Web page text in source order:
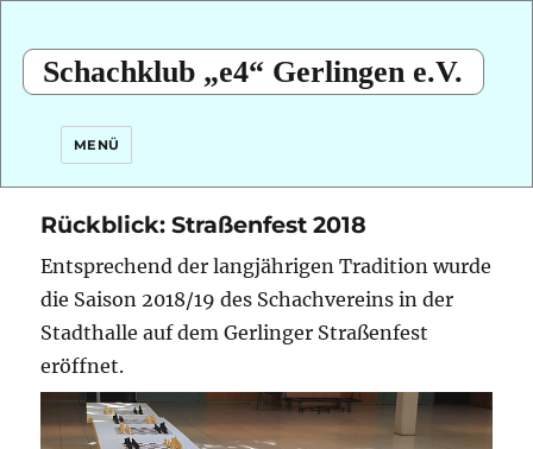
Schachklub „e4“ Gerlingen e.V.
MENÜ
Rückblick: Straßenfest 2018
Entsprechend der langjährigen Tradition wurde
die Saison 2018/19 des Schachvereins in der
Stadthalle auf dem Gerlinger Straßenfest
eröffnet.